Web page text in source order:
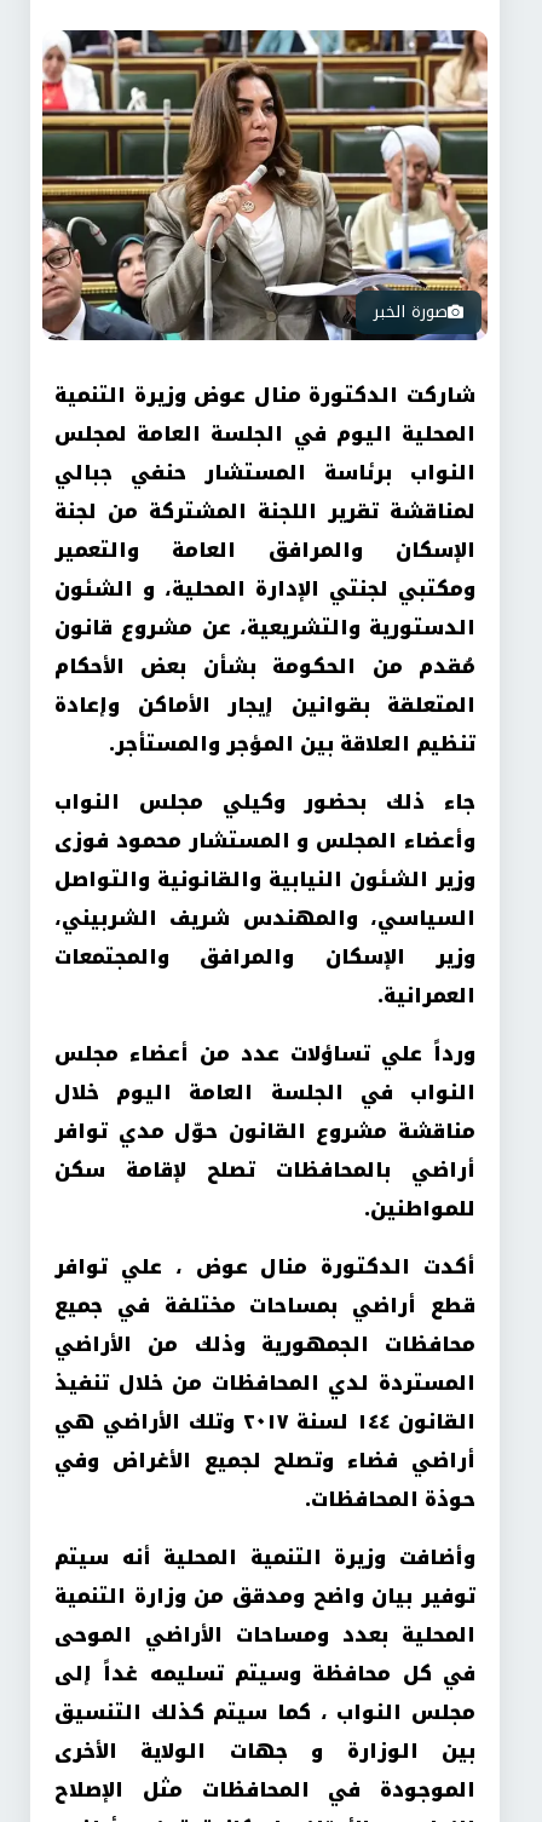
صورة الخبر
شاركت الدكتورة منال عوض وزيرة التنمية
المحلية اليوم في الجلسة العامة لمجلس
النواب برئاسة المستشار حنفي جبالي
لمناقشة تقرير اللجنة المشتركة من لجنة
الإسكان والمرافق العامة والتعمير
ومكتبي لجنتي الإدارة المحلية، و الشئون
الدستورية والتشريعية، عن مشروع قانون
مُقدم من الحكومة بشأن بعض الأحكام
المتعلقة بقوانين إيجار الأماكن وإعادة
تنظيم العلاقة بين المؤجر والمستأجر.
جاء ذلك بحضور وكيلي مجلس النواب
وأعضاء المجلس و المستشار محمود فوزى
وزير الشئون النيابية والقانونية والتواصل
السياسي، والمهندس شريف الشربيني،
وزير الإسكان والمرافق والمجتمعات
العمرانية.
ورداً علي تساؤلات عدد من أعضاء مجلس
النواب في الجلسة العامة اليوم خلال
مناقشة مشروع القانون حوّل مدي توافر
أراضي بالمحافظات تصلح لإقامة سكن
للمواطنين.
أكدت الدكتورة منال عوض ، علي توافر
قطع أراضي بمساحات مختلفة في جميع
محافظات الجمهورية وذلك من الأراضي
المستردة لدي المحافظات من خلال تنفيذ
القانون ١٤٤ لسنة ٢٠١٧ وتلك الأراضي هي
أراضي فضاء وتصلح لجميع الأغراض وفي
حوذة المحافظات.
وأضافت وزيرة التنمية المحلية أنه سيتم
توفير بيان واضح ومدقق من وزارة التنمية
المحلية بعدد ومساحات الأراضي الموحى
في كل محافظة وسيتم تسليمه غداً إلى
مجلس النواب ، كما سيتم كذلك التنسيق
بين الوزارة و جهات الولاية الأخرى
الموجودة في المحافظات مثل الإصلاح